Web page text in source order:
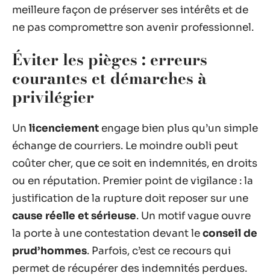
meilleure façon de préserver ses intérêts et de
ne pas compromettre son avenir professionnel.
Éviter les pièges : erreurs
courantes et démarches à
privilégier
Un licenciement engage bien plus qu’un simple
échange de courriers. Le moindre oubli peut
coûter cher, que ce soit en indemnités, en droits
ou en réputation. Premier point de vigilance : la
justification de la rupture doit reposer sur une
cause réelle et sérieuse. Un motif vague ouvre
la porte à une contestation devant leconseil de
prud’hommes. Parfois, c’est ce recours qui
permet de récupérer des indemnités perdues.